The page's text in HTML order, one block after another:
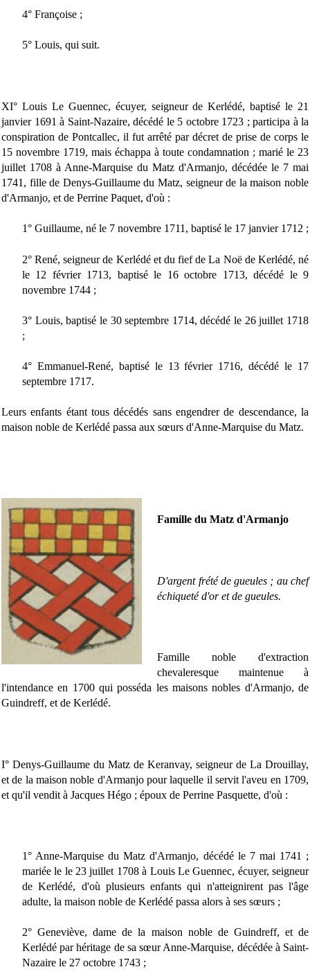
4° Françoise ;
5° Louis, qui suit.
XI° Louis Le Guennec, écuyer, seigneur de Kerlédé, baptisé le 21
janvier 1691 à Saint-Nazaire, décédé le 5 octobre 1723 ; participa à la
conspiration de Pontcallec, il fut arrêté par décret de prise de corps le
15 novembre 1719, mais échappa à toute condamnation ; marié le 23
juillet 1708 à Anne-Marquise du Matz d'Armanjo, décédée le 7 mai
1741, fille de Denys-Guillaume du Matz, seigneur de la maison noble
d'Armanjo, et de Perrine Paquet, d'où :
1° Guillaume, né le 7 novembre 1711, baptisé le 17 janvier 1712 ;
2° René, seigneur de Kerlédé et du fief de La Noë de Kerlédé, né
le 12 février 1713, baptisé le 16 octobre 1713, décédé le 9
novembre 1744 ;
3° Louis, baptisé le 30 septembre 1714, décédé le 26 juillet 1718
;
4° Emmanuel-René, baptisé le 13 février 1716, décédé le 17
septembre 1717.
Leurs enfants étant tous décédés sans engendrer de descendance, la
maison noble de Kerlédé passa aux sœurs d'Anne-Marquise du Matz.
Famille du Matz d'Armanjo
D'argent frété de gueules ; au chef
échiqueté d'or et de gueules.
Famille noble d'extraction
chevaleresque maintenue à
l'intendance en 1700 qui posséda les maisons nobles d'Armanjo, de
Guindreff, et de Kerlédé.
I° Denys-Guillaume du Matz de Keranvay, seigneur de La Drouillay,
et de la maison noble d'Armanjo pour laquelle il servit l'aveu en 1709,
et qu'il vendit à Jacques Hégo ; époux de Perrine Pasquette, d'où :
1° Anne-Marquise du Matz d'Armanjo, décédé le 7 mai 1741 ;
mariée le le 23 juillet 1708 à Louis Le Guennec, écuyer, seigneur
de Kerlédé, d'où plusieurs enfants qui n'atteignirent pas l'âge
adulte, la maison noble de Kerlédé passa alors à ses sœurs ;
2° Geneviève, dame de la maison noble de Guindreff, et de
Kerlédé par héritage de sa sœur Anne-Marquise, décédée à Saint-
Nazaire le 27 octobre 1743 ;